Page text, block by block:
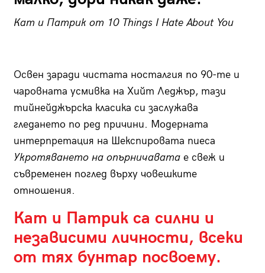
Кат и Патрик от 10 Things I Hate About You
Освен заради чистата носталгия по 90-те и
чаровната усмивка на Хийт Леджър, тази
тийнейджърска класика си заслужава
гледането по ред причини. Модерната
интерпретация на Шекспировата пиеса
Укротяването на опърничавата е свеж и
съвременен поглед върху човешките
отношения.
Кат и Патрик са силни и
независими личности, всеки
от тях бунтар посвоему.